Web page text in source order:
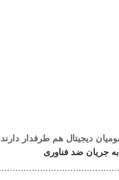
دیجیتال هم طرفدار دارند
جریان ضد فناوری